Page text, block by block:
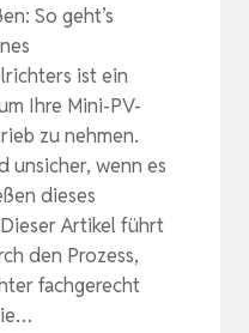
So geht’s
ist ein
Ihre Mini-PV-
zu nehmen.
unsicher, wenn es
dieses
Artikel führt
den Prozess,
fachgerecht